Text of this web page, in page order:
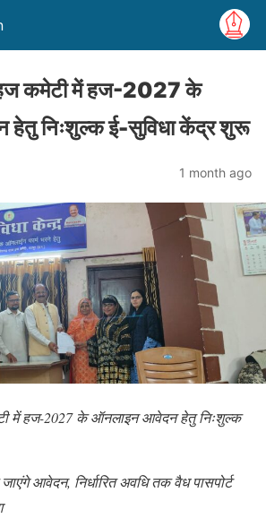
हज कमेटी में हज-2027 के
निःशुल्क ई-सुविधा केंद्र शुरू
1 month ago
में हज-2027 के ऑनलाइन आवेदन हेतु निःशुल्क
आवेदन, निर्धारित अवधि तक वैध पासपोर्ट